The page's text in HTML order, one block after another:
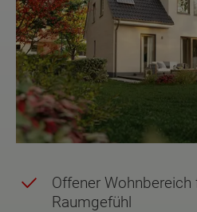
Offener
Raumgefühl